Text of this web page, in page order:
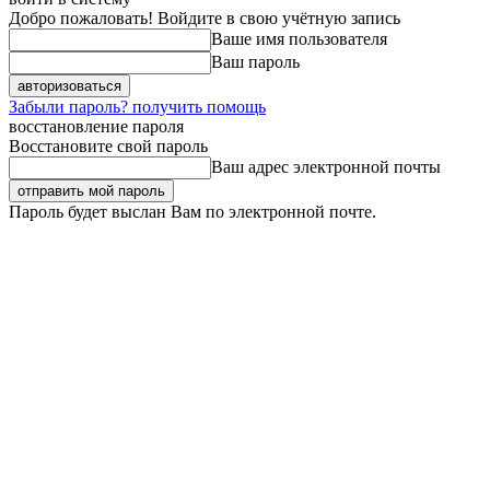
Добро пожаловать! Войдите в свою учётную запись
Ваше имя пользователя
Ваш пароль
Забыли пароль? получить помощь
восстановление пароля
Восстановите свой пароль
Ваш адрес электронной почты
Пароль будет выслан Вам по электронной почте.